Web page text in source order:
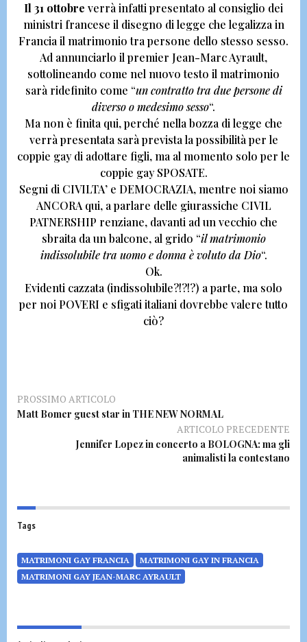
Il 31 ottobre verrà infatti presentato al consiglio dei
ministri francese il disegno di legge che legalizza in
Francia il matrimonio tra persone dello stesso sesso.
Ad annunciarlo il premier Jean-Marc Ayrault,
sottolineando come nel nuovo testo il matrimonio
sarà ridefinito come “un contratto tra due persone di
diverso o medesimo sesso“.
Ma non è finita qui, perché nella bozza di legge che
verrà presentata sarà prevista la possibilità per le
coppie gay di adottare figli, ma al momento solo per le
coppie gay SPOSATE.
Segni di CIVILTA’ e DEMOCRAZIA, mentre noi siamo
ANCORA qui, a parlare delle giurassiche CIVIL
PATNERSHIP renziane, davanti ad un vecchio che
sbraita da un balcone, al grido “il matrimonio
indissolubile tra uomo e donna è voluto da Dio“.
Ok.
Evidenti cazzata (indissolubile?!?!?) a parte, ma solo
per noi POVERI e sfigati italiani dovrebbe valere tutto
ciò?
PROSSIMO ARTICOLO
Matt Bomer guest star in THE NEW NORMAL
ARTICOLO PRECEDENTE
Jennifer Lopez in concerto a BOLOGNA: ma gli
animalisti la contestano
Tags
MATRIMONI GAY FRANCIA
MATRIMONI GAY IN FRANCIA
MATRIMONI GAY JEAN-MARC AYRAULT